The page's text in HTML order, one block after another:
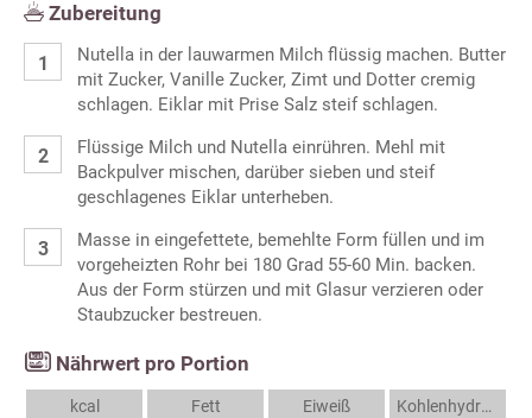
Zubereitung
Nutella in der lauwarmen Milch flüssig machen. Butter
mit Zucker, Vanille Zucker, Zimt und Dotter cremig
schlagen. Eiklar mit Prise Salz steif schlagen.
Flüssige Milch und Nutella einrühren. Mehl mit
Backpulver mischen, darüber sieben und steif
geschlagenes Eiklar unterheben.
Masse in eingefettete, bemehlte Form füllen und im
vorgeheizten Rohr bei 180 Grad 55-60 Min. backen.
Aus der Form stürzen und mit Glasur verzieren oder
Staubzucker bestreuen.
Nährwert pro Portion
kcal
Fett
Eiweiß
Kohlenhydrate